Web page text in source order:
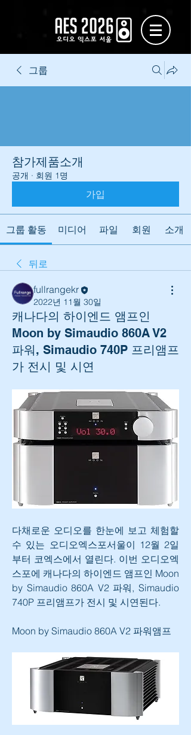
그룹
참가제품소개
공개 · 회원 1명
가입
그룹 활동 미디어 파일 회원 소개
뒤로
fullrangekr
2022년 11월 30일
캐나다의 하이엔드 앰프인
Moon by Simaudio 860A V2
파워, Simaudio 740P 프리앰프
가 전시 및 시연
다채로운 오디오를 한눈에 보고 체험할
수 있는 오디오엑스포서울이 12월 2일
부터 코엑스에서 열린다. 이번 오디오엑
스포에 캐나다의 하이엔드 앰프인 Moon
by Simaudio 860A V2 파워, Simaudio
740P 프리앰프가 전시 및 시연된다.
Moon by Simaudio 860A V2 파워앰프